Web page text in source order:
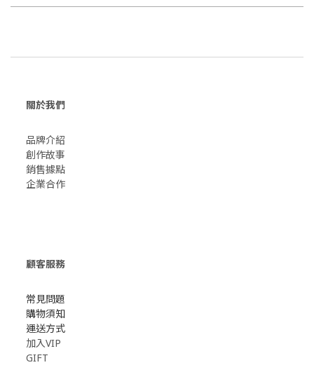
關於我們
品牌介紹
創作故事
​銷售據點
企業合作
顧客服務
常見問題
購物須知
運送方式
加入VIP
GIFT